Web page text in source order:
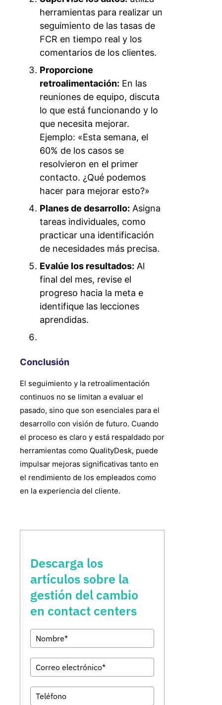
herramientas para realizar un
seguimiento de las tasas de
FCR en tiempo real y los
comentarios de los clientes.
Proporcione
retroalimentación: En las
reuniones de equipo, discuta
lo que está funcionando y lo
que necesita mejorar.
Ejemplo: «Esta semana, el
60% de los casos se
resolvieron en el primer
contacto. ¿Qué podemos
hacer para mejorar esto?»
Planes de desarrollo: Asigna
tareas individuales, como
practicar una identificación
de necesidades más precisa.
Evalúe los resultados: Al
final del mes, revise el
progreso hacia la meta e
identifique las lecciones
aprendidas.
Conclusión
El seguimiento y la retroalimentación
continuos no se limitan a evaluar el
pasado, sino que son esenciales para el
desarrollo con visión de futuro. Cuando
el proceso es claro y está respaldado por
herramientas como QualityDesk, puede
impulsar mejoras significativas tanto en
el rendimiento de los empleados como
en la experiencia del cliente.
Descarga los
artículos sobre la
gestión del cambio
en contact centers